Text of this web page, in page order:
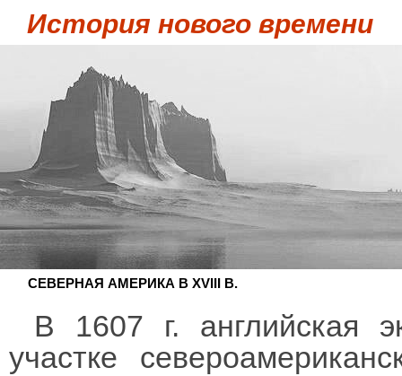
История нового времени
СЕВЕРНАЯ АМЕРИКА В XVIII В.
В 1607 г. английская
участке